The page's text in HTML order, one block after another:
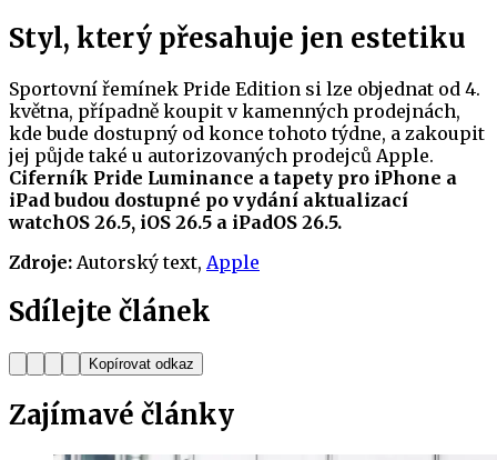
Styl, který přesahuje jen estetiku
Sportovní řemínek Pride Edition si lze objednat od 4.
května, případně koupit v kamenných prodejnách,
kde bude dostupný od konce tohoto týdne, a zakoupit
jej půjde také u autorizovaných prodejců Apple.
Ciferník Pride Luminance a tapety pro iPhone a
iPad budou dostupné po vydání aktualizací
watchOS 26.5, iOS 26.5 a iPadOS 26.5.
Zdroje: Autorský text, Apple
Sdílejte článek
Kopírovat odkaz
Zajímavé články